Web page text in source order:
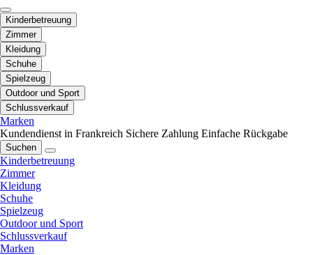
Kinderbetreuung
Zimmer
Kleidung
Schuhe
Spielzeug
Outdoor und Sport
Schlussverkauf
Marken
Kundendienst in Frankreich Sichere Zahlung Einfache Rückgabe
Suchen
Kinderbetreuung
Zimmer
Kleidung
Schuhe
Spielzeug
Outdoor und Sport
Schlussverkauf
Marken